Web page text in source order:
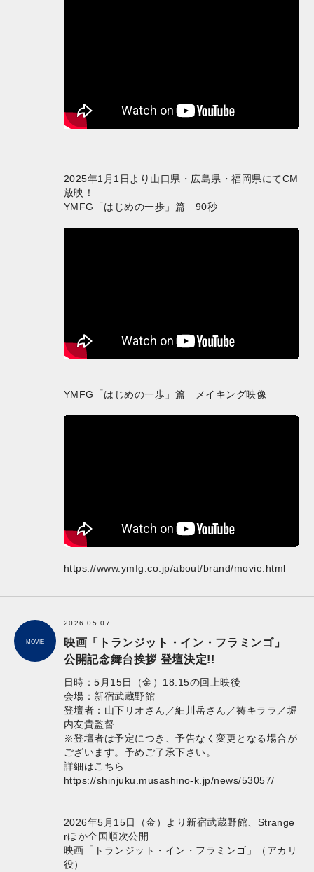
2025年1月1日より山口県・広島県・福岡県にてCM
放映！
YMFG「はじめの一歩」篇 90秒
YMFG「はじめの一歩」篇 メイキング映像
https://www.ymfg.co.jp/about/brand/movie.html
MOVIE
2026.05.07
映画「トランジット・イン・フラミンゴ」
公開記念舞台挨拶 登壇決定!!
日時：5月15日（金）18:15の回上映後
会場：新宿武蔵野館
登壇者：山下リオさん／細川岳さん／祷キララ／堀
内友貴監督
※登壇者は予定につき、予告なく変更となる場合が
ございます。予めご了承下さい。
詳細はこちら
https://shinjuku.musashino-k.jp/news/53057/
2026年5月15日（金）より新宿武蔵野館、Strange
rほか全国順次公開
映画「トランジット・イン・フラミンゴ」（アカリ
役）